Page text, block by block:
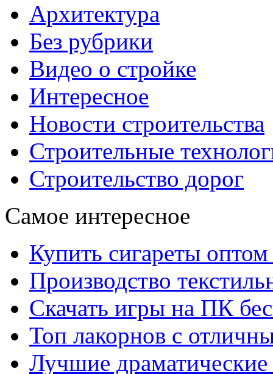
Архитектура
Без рубрики
Видео о стройке
Интересное
Новости строительства
Строительные
Строительство дорог
Самое интересное
Купить сигареты
Производство
Скачать игры на ПК
Топ лакорнов с
Лучшие